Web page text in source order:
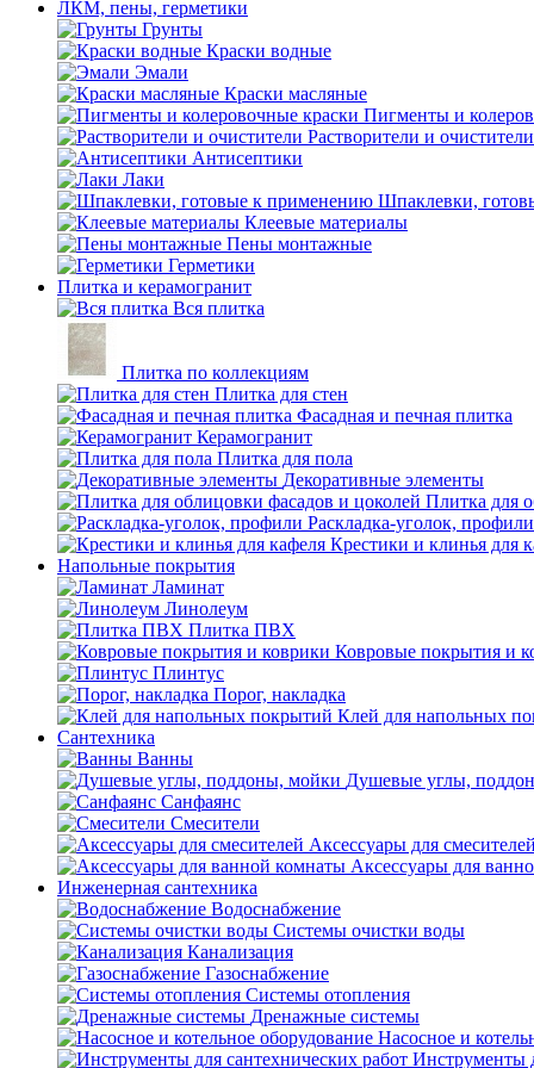
ЛКМ, пены, герметики
Грунты
Краски водные
Эмали
Краски масляные
Пигменты и
Растворители и очистители
Антисептики
Лаки
Шпаклевки,
Клеевые материалы
Пены монтажные
Герметики
Плитка и керамогранит
Вся плитка
Плитка по коллекциям
Плитка для стен
Фасадная и печная плитка
Керамогранит
Плитка для пола
Декоративные элементы
Плитка для
Раскладка-уголок, профили
Крестики и клинья для
Напольные покрытия
Ламинат
Линолеум
Плитка ПВХ
Ковровые покрытия и
Плинтус
Порог, накладка
Клей для напольных
Сантехника
Ванны
Душевые углы,
Санфаянс
Смесители
Аксессуары для
Аксессуары для
Инженерная сантехника
Водоснабжение
Системы очистки воды
Канализация
Газоснабжение
Системы отопления
Дренажные системы
Насосное и
Инструменты